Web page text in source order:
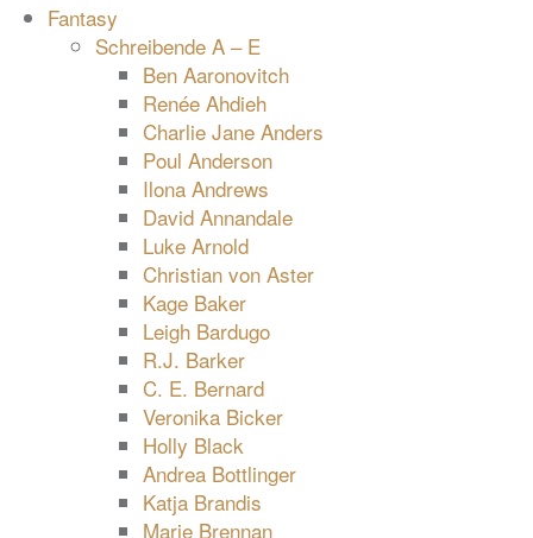
Fantasy
Schreibende A – E
Ben Aaronovitch
Renée Ahdieh
Charlie Jane Anders
Poul Anderson
Ilona Andrews
David Annandale
Luke Arnold
Christian von Aster
Kage Baker
Leigh Bardugo
R.J. Barker
C. E. Bernard
Veronika Bicker
Holly Black
Andrea Bottlinger
Katja Brandis
Marie Brennan